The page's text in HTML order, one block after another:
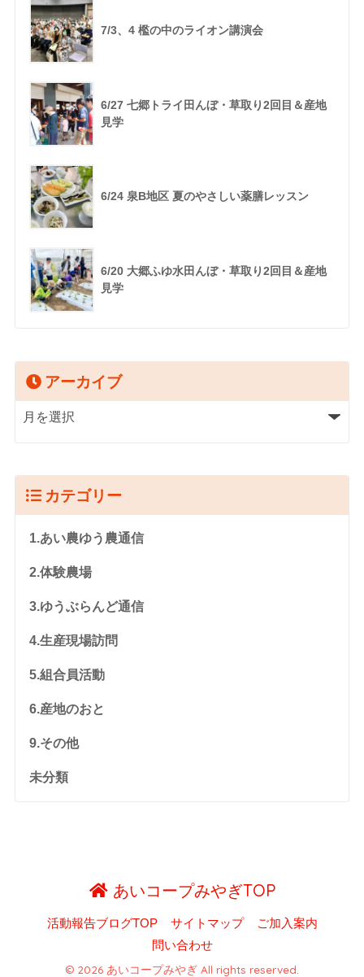
7/3、4 檻の中のライオン講演会
6/27 七郷トライ田んぼ・草取り2回目＆産地
見学
6/24 泉B地区 夏のやさしい薬膳レッスン
6/20 大郷ふゆ水田んぼ・草取り2回目＆産地
見学
アーカイブ
カテゴリー
1.あい農ゆう農通信
2.体験農場
3.ゆうぶらんど通信
4.生産現場訪問
5.組合員活動
6.産地のおと
9.その他
未分類
あいコープみやぎTOP
活動報告ブログTOP サイトマップ
ご加入案内
問い合わせ
© 2026 あいコープみやぎ All rights reserved.